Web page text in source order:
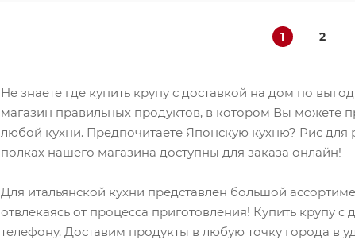
1 2
Не знаете где купить крупу с доставкой на дом по
магазин правильных продуктов, в котором Вы можете
любой кухни. Предпочитаете Японскую кухню? Рис для
полках нашего магазина доступны для заказа онлайн!
Для итальянской кухни представлен большой
отвлекаясь от процесса приготовления! Купить крупу
телефону. Доставим продукты в любую точку города в